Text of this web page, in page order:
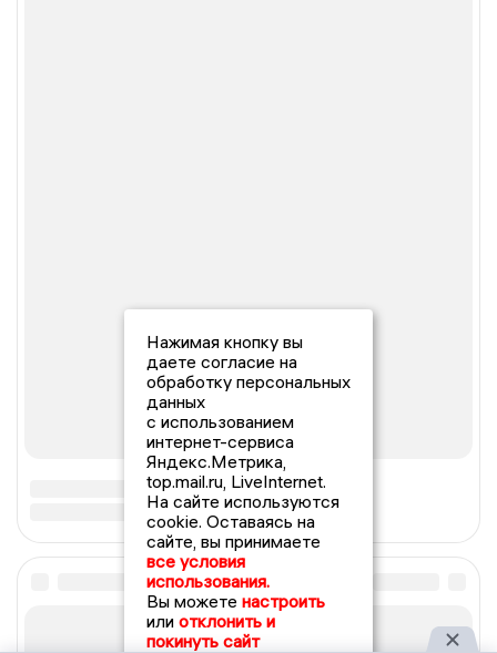
Нажимая кнопку вы
даете согласие на
обработку персональных
данных
с использованием
интернет-сервиса
Яндекс.Метрика,
top.mail.ru, LiveInternet.
На сайте используются
cookie. Оставаясь на
сайте, вы принимаете
все условия
использования.
Вы можете настроить
или отклонить и
покинуть сайт